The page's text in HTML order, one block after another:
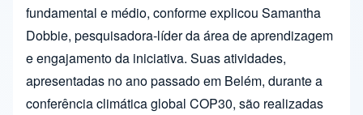
fundamental e médio, conforme explicou Samantha
Dobbie, pesquisadora-líder da área de aprendizagem
e engajamento da iniciativa. Suas atividades,
apresentadas no ano passado em Belém, durante a
conferência climática global COP30, são realizadas